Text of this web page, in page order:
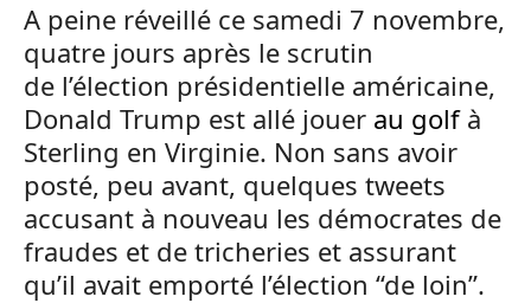
A peine réveillé ce samedi 7 novembre,
quatre jours après le scrutin
de l’élection présidentielle américaine,
Donald Trump est allé jouer au golfà
Sterling en Virginie. Non sans avoir
posté, peu avant, quelques tweets
accusant à nouveau les démocrates de
fraudes et de tricheries et assurant
qu’il avait emporté l’élection “de loin”.